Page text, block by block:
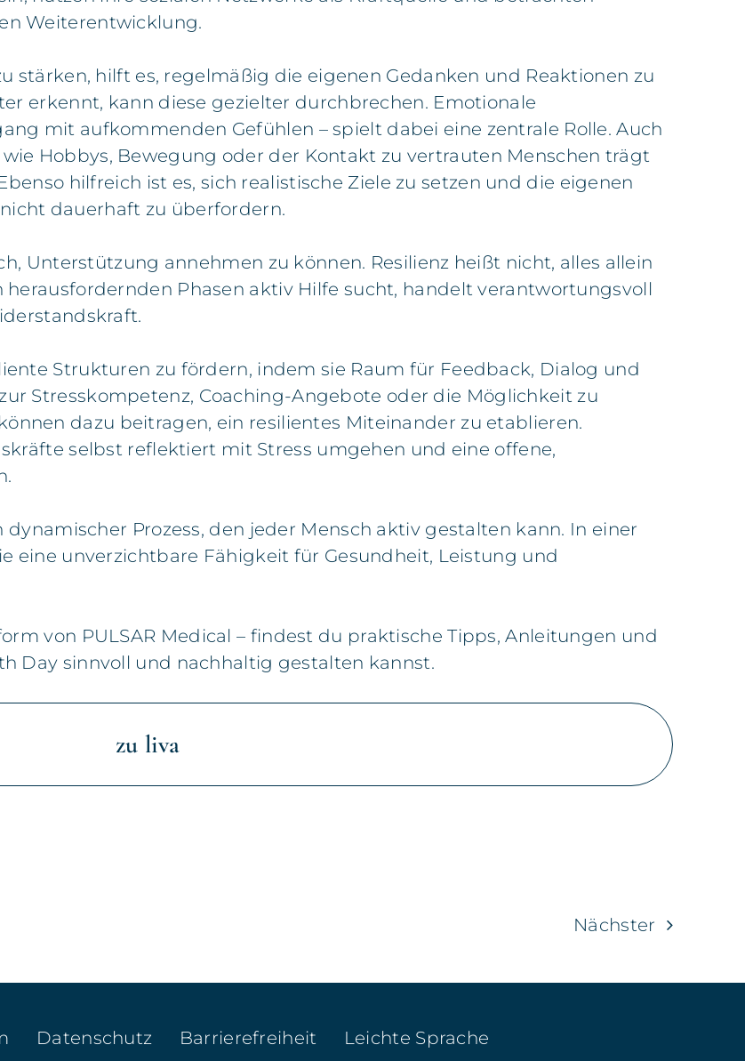
Weiterentwicklung.
stärken, hilft es, regelmäßig die eigenen Gedanken und Reaktionen zu
erkennt, kann diese gezielter durchbrechen. Emotionale
mit aufkommenden Gefühlen – spielt dabei eine zentrale Rolle. Auch
Hobbys, Bewegung oder der Kontakt zu vertrauten Menschen trägt
hilfreich ist es, sich realistische Ziele zu setzen und die eigenen
dauerhaft zu überfordern.
Unterstützung annehmen zu können. Resilienz heißt nicht, alles allein
herausfordernden Phasen aktiv Hilfe sucht, handelt verantwortungsvoll
Strukturen zu fördern, indem sie Raum für Feedback, Dialog und
Stresskompetenz, Coaching-Angebote oder die Möglichkeit zu
dazu beitragen, ein resilientes Miteinander zu etablieren.
selbst reflektiert mit Stress umgehen und eine offene,
dynamischer Prozess, den jeder Mensch aktiv gestalten kann. In einer
eine unverzichtbare Fähigkeit für Gesundheit, Leistung und
von PULSAR Medical – findest du praktische Tipps, Anleitungen und
Day sinnvoll und nachhaltig gestalten kannst.
zu liva
Nächster
Datenschutz Barrierefreiheit Leichte Sprache